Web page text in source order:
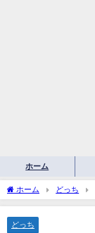
ホーム
ホーム どっち
厄災の黙示録を比較
どっち